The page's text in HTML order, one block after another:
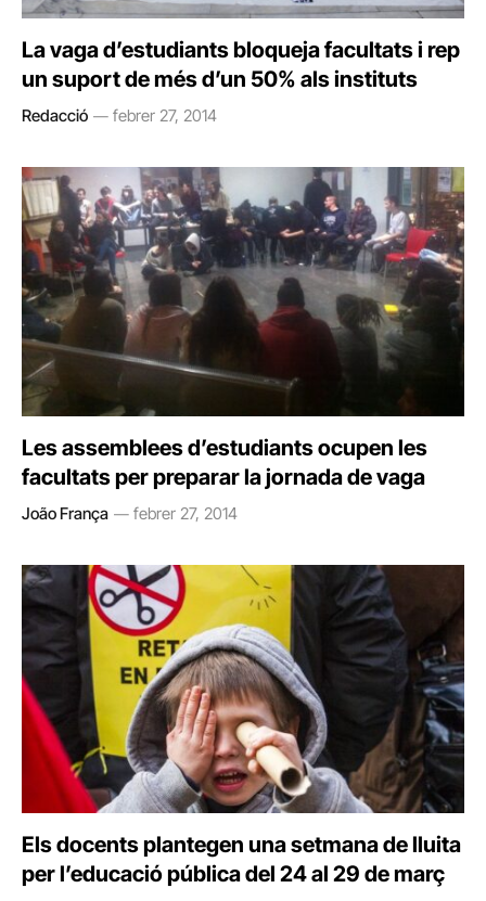
La vaga d’estudiants bloqueja facultats i rep
un suport de més d’un 50% als instituts
Redacció febrer 27, 2014
Les assemblees d’estudiants ocupen les
facultats per preparar la jornada de vaga
João França febrer 27, 2014
Els docents plantegen una setmana de lluita
per l’educació pública del 24 al 29 de març